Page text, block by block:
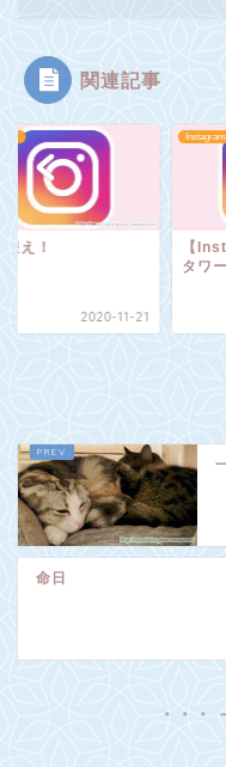
関連記事
え！
2020-11-21
Instagram
【
タワ
命日